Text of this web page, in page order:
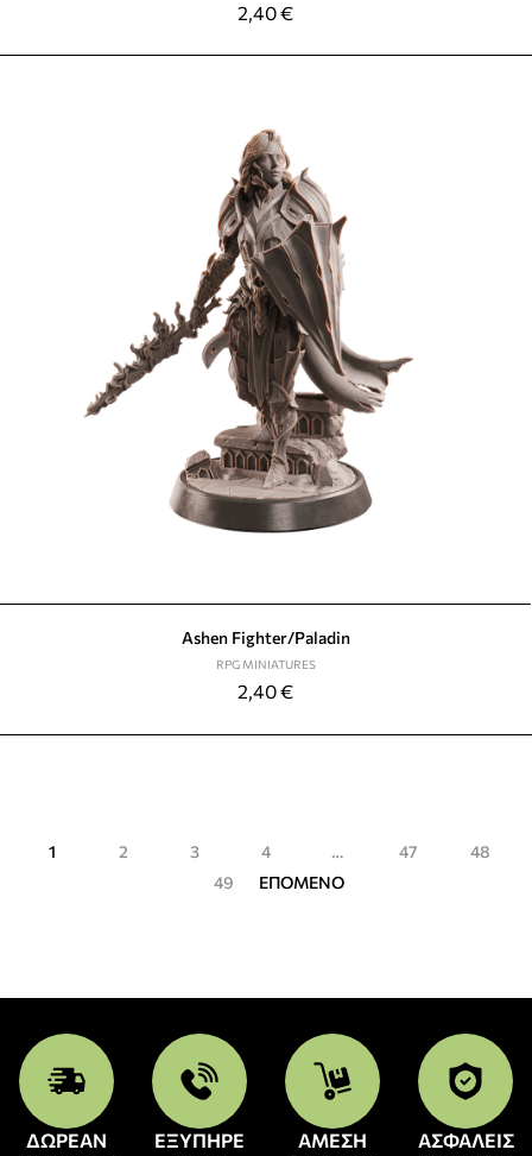
2,40€
Ashen Fighter/Paladin
RPG MINIATURES
2,40€
1 2 3 4 … 47
48
49
ΕΠΟΜΕΝΟ
ΔΩΡΕΑΝ
ΕΞΥΠΗΡΕ
ΑΜΕΣΗ
ΑΣΦΑΛΕΙΣ